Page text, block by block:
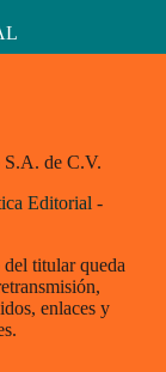
de C.V.
Editorial -
titular queda
enlaces y